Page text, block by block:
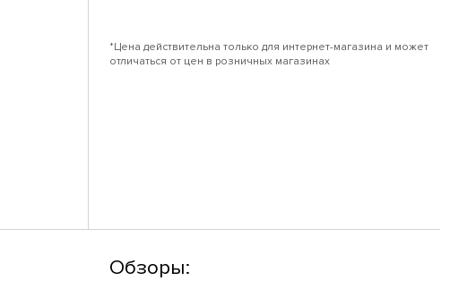
*Цена действительна только для интернет-магазина и может
отличаться от цен в розничных магазинах
Обзоры: